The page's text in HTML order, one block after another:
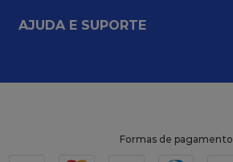
AJUDA E SUPORTE
Formas de pagamento